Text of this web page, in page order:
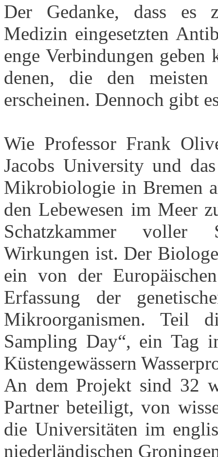
Der Gedanke, dass es
Medizin eingesetzten
enge Verbindungen
denen, die den meisten
erscheinen. Dennoch gibt
Wie Professor Frank
Jacobs University und
Mikrobiologie in Bremen
den Lebewesen im Meer
Schatzkammer voller
Wirkungen ist. Der
ein von der
Erfassung der
Mikroorganismen. Teil
Sampling Day“, ein Tag
Küstengewässern
An dem Projekt sind 32
Partner beteiligt, von
die Universitäten im
niederländischen